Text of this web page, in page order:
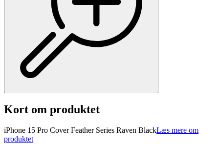
Kort om produktet
iPhone 15 Pro Cover Feather Series Raven BlackLæs mere om
produktet